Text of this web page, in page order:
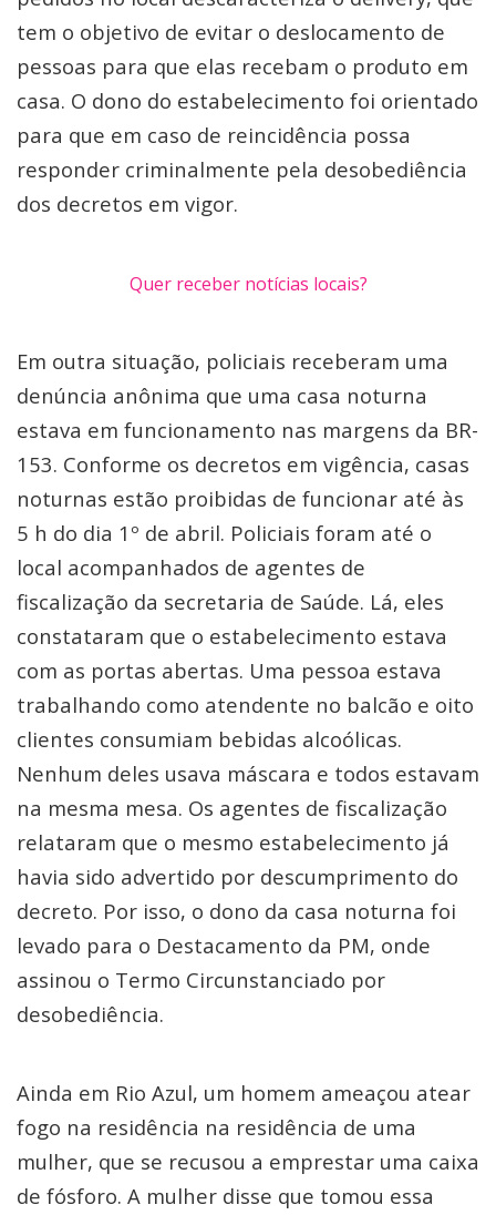
tem o objetivo de evitar o deslocamento de
pessoas para que elas recebam o produto em
casa. O dono do estabelecimento foi orientado
para que em caso de reincidência possa
responder criminalmente pela desobediência
dos decretos em vigor.
Quer receber notícias locais?
Em outra situação, policiais receberam uma
denúncia anônima que uma casa noturna
estava em funcionamento nas margens da BR-
153. Conforme os decretos em vigência, casas
noturnas estão proibidas de funcionar até às
5 h do dia 1º de abril. Policiais foram até o
local acompanhados de agentes de
fiscalização da secretaria de Saúde. Lá, eles
constataram que o estabelecimento estava
com as portas abertas. Uma pessoa estava
trabalhando como atendente no balcão e oito
clientes consumiam bebidas alcoólicas.
Nenhum deles usava máscara e todos estavam
na mesma mesa. Os agentes de fiscalização
relataram que o mesmo estabelecimento já
havia sido advertido por descumprimento do
decreto. Por isso, o dono da casa noturna foi
levado para o Destacamento da PM, onde
assinou o Termo Circunstanciado por
desobediência.
Ainda em Rio Azul, um homem ameaçou atear
fogo na residência na residência de uma
mulher, que se recusou a emprestar uma caixa
de fósforo. A mulher disse que tomou essa